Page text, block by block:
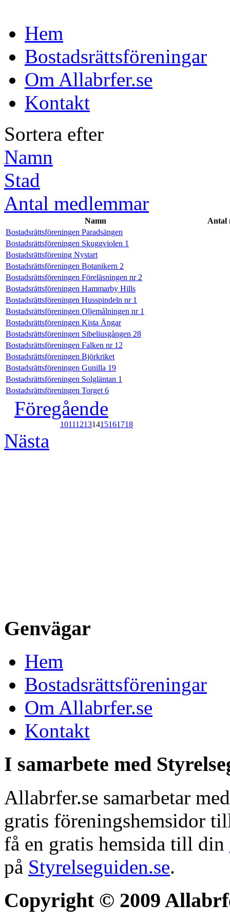
Hem
Bostadsrättsföreningar
Om Allabrfer.se
Kontakt
Sortera efter
Namn
Stad
Antal medlemmar
Namn
Antal
Bostadsrättsföreningen Paradsängen
Bostadsrättsföreningen Skuggviolen 1
Bostadsrättsförening Nystart
Bostadsrättsföreningen Botanikern 2
Bostadsrättsföreningen Föreläsningen nr 2
Bostadsrättsföreningen Hammarby Hills
Bostadsrättsföreningen Husspindeln nr 1
Bostadsrättsföreningen Oljemålningen nr 1
Bostadsrättsföreningen Kista Ängar
Bostadsrättsföreningen Sibeliusgången 28
Bostadsrättsföreningen Falken nr 12
Bostadsrättsföreningen Björkriket
Bostadsrättsföreningen Gunilla 19
Bostadsrättsföreningen Solgläntan 1
Bostadsrättsföreningen Torget 6
Föregående
101112131415161718
Nästa
Genvägar
Hem
Bostadsrättsföreningar
Om Allabrfer.se
Kontakt
I samarbete med
Allabrfer.se samarbetar
gratis föreningshemsidor
få en gratis hemsida till din
på Styrelseguiden.se.
Copyright © 2009